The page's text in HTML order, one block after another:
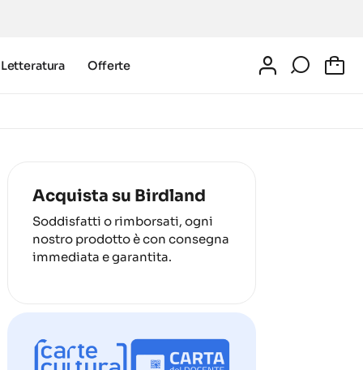
Letteratura Offerte
Acquista su Birdland
Soddisfatti o rimborsati, ogni
nostro prodotto è con consegna
immediata e garantita.